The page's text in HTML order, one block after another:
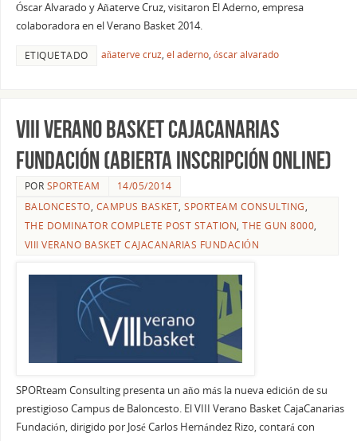
Óscar Alvarado y Añaterve Cruz, visitaron El Aderno, empresa
colaboradora en el Verano Basket 2014.
ETIQUETADO añaterve cruz, el aderno, óscar alvarado
VIII Verano Basket CajaCanarias
Fundación (ABIERTA INSCRIPCIÓN ONLINE)
POR SPORTEAM
14/05/2014
BALONCESTO, CAMPUS BASKET,SPORTEAM CONSULTING,
THE DOMINATOR COMPLETE POST STATION,THE GUN 8000,
VIII VERANO BASKET CAJACANARIAS FUNDACIÓN
SPORteam Consulting presenta un año más la nueva edición de su
prestigioso Campus de Baloncesto. El VIII Verano Basket CajaCanarias
Fundación, dirigido por José Carlos Hernández Rizo, contará con